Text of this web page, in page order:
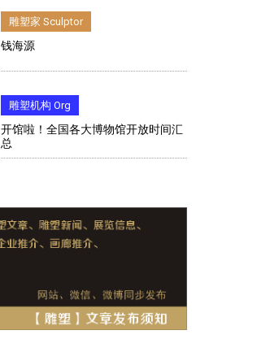
雕塑家 Sculptor
钱海源
雕塑机构 Org
开馆啦！全国各大博物馆开放时间汇
总